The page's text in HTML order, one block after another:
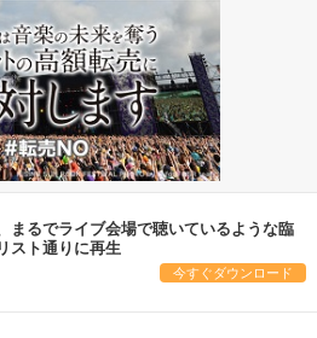
まるでライブ会場で聴いているような臨
スト通りに再生
今すぐダウンロード